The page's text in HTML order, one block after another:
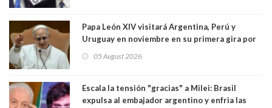
Papa León XIV visitará Argentina, Perú y
Uruguay en noviembre en su primera gira por
05 August 2026
Escala la tensión "gracias" a Milei: Brasil
expulsa al embajador argentino y enfria las